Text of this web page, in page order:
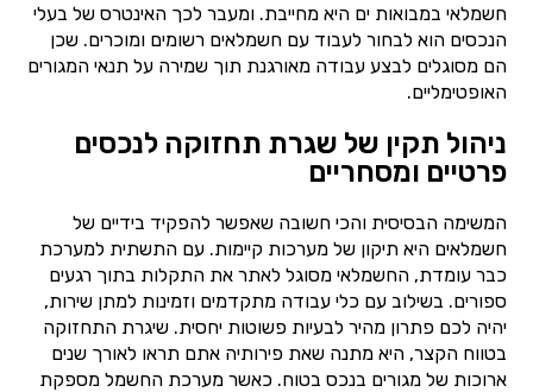
חשמלאי במבואות ים היא מחייבת. ומעבר לכך האינטרס של בעלי
הנכסים הוא לבחור לעבוד עם חשמלאים רשומים ומוכרים. שכן
הם מסוגלים לבצע עבודה מאורגנת תוך שמירה על תנאי המגורים
האופטימליים.
ניהול תקין של שגרת תחזוקה לנכסים
פרטיים ומסחריים
המשימה הבסיסית והכי חשובה שאפשר להפקיד בידיים של
חשמלאים היא תיקון של מערכות קיימות. עם התשתית למערכת
כבר עומדת, החשמלאי מסוגל לאתר את התקלות בתוך רגעים
ספורים. בשילוב עם כלי עבודה מתקדמים וזמינות למתן שירות,
יהיה לכם פתרון מהיר לבעיות פשוטות יחסית. שיגרת התחזוקה
בטווח הקצר, היא מתנה שאת פירותיה אתם תראו לאורך שנים
ארוכות של מגורים בנכס בטוח. כאשר מערכת החשמל מספקת